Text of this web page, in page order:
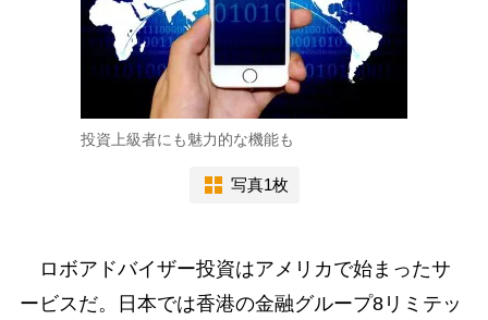
投資上級者にも魅力的な機能も
写真1枚
ロボアドバイザー投資はアメリカで始まったサ
ービスだ。日本では香港の金融グループ8リミテッ